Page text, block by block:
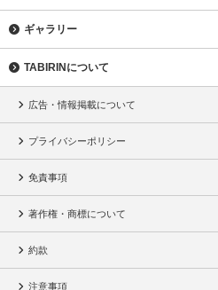
ギャラリー
TABIRINについて
広告・情報掲載について
プライバシーポリシー
免責事項
著作権・商標について
約款
注意事項